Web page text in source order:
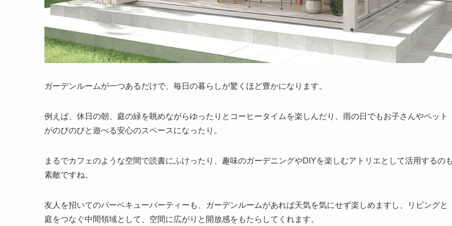
ガーデンルームが一つあるだけで、毎日の暮らしが驚くほど豊かになります。
例えば、休日の朝、庭の緑を眺めながらゆったりとコーヒータイムを楽しんだり、雨の日でもお子さんやペット
がのびのびと遊べる安心のスペースになったり。
まるでカフェのような空間で読書にふけったり、趣味のガーデニングやDIYを楽しむアトリエとして活用するの
素敵ですね。
友人を招いてのバーベキューパーティーも、ガーデンルームがあれば天気を気にせず楽しめますし、リビングと
庭をつなぐ中間領域として、空間に広がりと開放感をもたらしてくれます。